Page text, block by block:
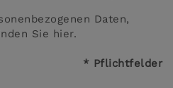
Daten,
Sie hier.
* Pflichtfelder